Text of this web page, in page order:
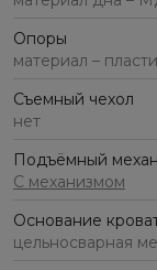
Опоры
материал –
Съемный чехол
нет
Подъёмный
С механизмом
Основание
цельносварная